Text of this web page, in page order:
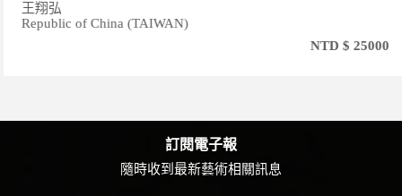
王翔弘
Republic of China (TAIWAN)
NTD $ 25000
訂閱電子報
隨時收到最新藝術相關訊息